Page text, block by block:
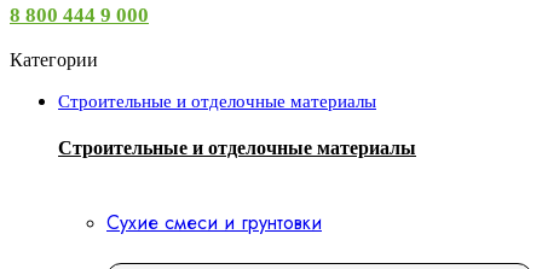
8 800 444 9 000
Категории
Строительные и отделочные материалы
Строительные и отделочные материалы
Сухие смеси и грунтовки